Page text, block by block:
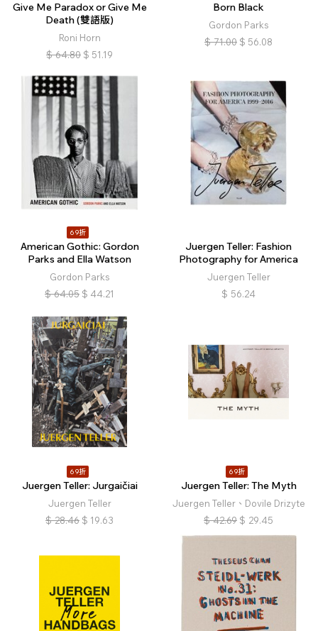
Give Me Paradox or Give Me
Death (雙語版)
Roni Horn
$ 64.80 $ 51.19
Born Black
Gordon Parks
$ 71.00 $ 56.08
69折
American Gothic: Gordon
Parks and Ella Watson
Gordon Parks
$ 64.05 $ 44.21
Juergen Teller: Fashion
Photography for America
Juergen Teller
$ 56.24
69折
Juergen Teller: Jurgaičiai
Juergen Teller
$ 28.46 $ 19.63
69折
Juergen Teller: The Myth
Juergen Teller、Dovile Drizyte
$ 42.69 $ 29.45